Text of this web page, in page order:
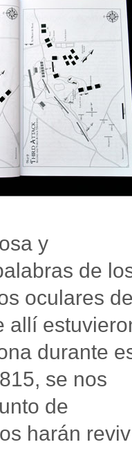
y
de
oculares
allí
durante
se nos
de
harán